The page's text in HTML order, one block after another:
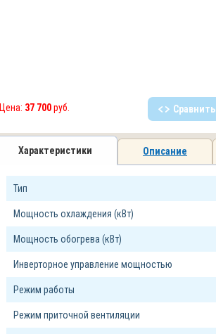
Цена: 37 700руб. Сравнить
Характеристики Описание
Тип
Мощность охлаждения (кВт)
Мощность обогрева (кВт)
Инверторное управление мощностью
Режим работы
Режим приточной вентиляции